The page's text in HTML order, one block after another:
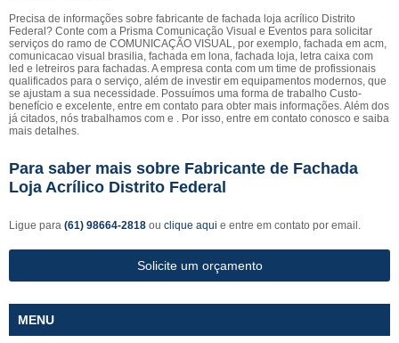
Precisa de informações sobre fabricante de fachada loja acrílico Distrito
Federal? Conte com a Prisma Comunicação Visual e Eventos para solicitar
serviços do ramo de COMUNICAÇÃO VISUAL, por exemplo, fachada em acm,
comunicacao visual brasilia, fachada em lona, fachada loja, letra caixa com
led e letreiros para fachadas. A empresa conta com um time de profissionais
qualificados para o serviço, além de investir em equipamentos modernos, que
se ajustam a sua necessidade. Possuímos uma forma de trabalho Custo-
benefício e excelente, entre em contato para obter mais informações. Além dos
já citados, nós trabalhamos com e . Por isso, entre em contato conosco e saiba
mais detalhes.
Para saber mais sobre Fabricante de Fachada
Loja Acrílico Distrito Federal
Ligue para (61) 98664-2818 ou clique aqui e entre em contato por email.
Solicite um orçamento
MENU